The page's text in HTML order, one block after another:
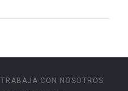
TRABAJA CON NOSOTROS